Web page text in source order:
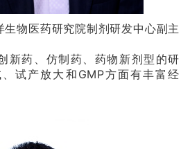
生物医药研究院制剂研发中心副主
新药、仿制药、药物新剂型的研
试产放大和GMP方面有丰富经